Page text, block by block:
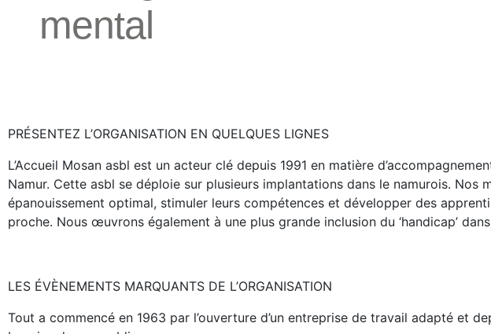
mental
PRÉSENTEZ L’ORGANISATION EN QUELQUES LIGNES
L’Accueil Mosan asbl est un acteur clé depuis 1991 en matière
Namur. Cette asbl se déploie sur plusieurs implantations dans le namurois. Nos
épanouissement optimal, stimuler leurs compétences et développer des
proche. Nous œuvrons également à une plus grande inclusion du ‘handicap’
LES ÉVÈNEMENTS MARQUANTS DE L’ORGANISATION
Tout a commencé en 1963 par l’ouverture d’un entreprise de travail adapté et